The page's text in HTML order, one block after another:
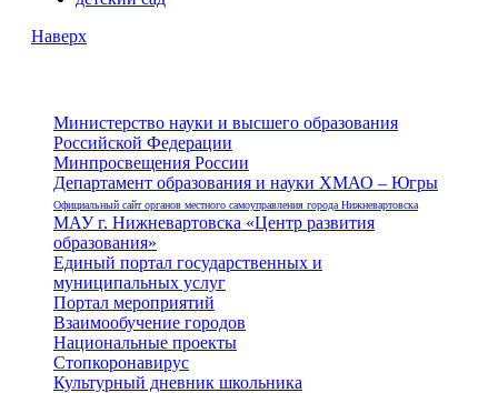
Наверх
Министерство науки и высшего образования
Российской Федерации
Минпросвещения России
Департамент образования и науки ХМАО – Югры
Официальный сайт органов местного самоуправления города Нижневартовска
МАУ г. Нижневартовска «Центр развития
образования»
Единый портал государственных и
муниципальных услуг
Портал мероприятий
Взаимообучение городов
Национальные проекты
Стопкоронавирус
Культурный дневник школьника